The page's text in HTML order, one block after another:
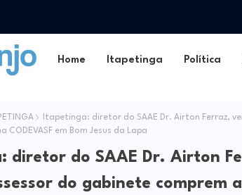
Home Itapetinga Política
Itapetinga: diretor do SAAE Dr. Airton Ferraz,
CODEVASF em Bom Jesus da Lapa
diretor do SAAE Dr. Airton
do gabinete comprem